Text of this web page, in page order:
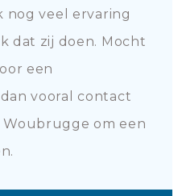
nog veel ervaring
dat zij doen. Mocht
een
vooral contact
om een